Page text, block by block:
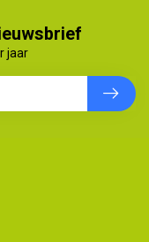
jaar